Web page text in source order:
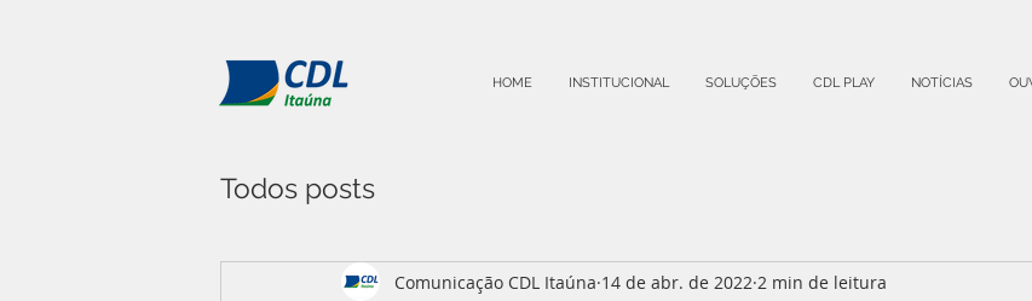
HOME INSTITUCIONAL SOLUÇÕES CDL PLAY NOTÍCIAS
Todos posts
Comunicação CDL Itaúna 14 de abr. de 2022 2 min de leitura